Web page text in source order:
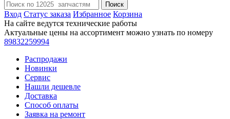
Поиск
Вход Статус заказа Избранное Корзина
На сайте ведутся технические работы
Актуальные цены на ассортимент можно узнать по номеру
89832259994
Распродажи
Новинки
Сервис
Нашли дешевле
Доставка
Способ оплаты
Заявка на ремонт